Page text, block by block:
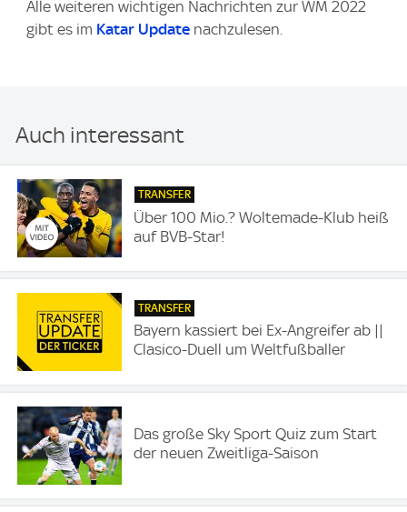
Alle weiteren wichtigen Nachrichten zur WM 2022
gibt es im Katar Update nachzulesen.
Auch interessant
TRANSFER
Über 100 Mio.? Woltemade-Klub heiß
auf BVB-Star!
TRANSFER
Bayern kassiert bei Ex-Angreifer ab ||
Clasico-Duell um Weltfußballer
Das große Sky Sport Quiz zum Start
der neuen Zweitliga-Saison